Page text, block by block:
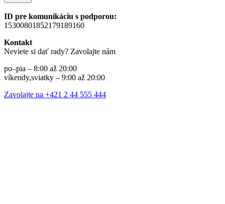
ID pre komunikáciu s podporou:
15300801852179189160
Kontakt
Neviete si dať rady? Zavolajte nám
po–pia – 8:00 až 20:00
víkendy,sviatky – 9:00 až 20:00
Zavolajte na +421 2 44 555 444